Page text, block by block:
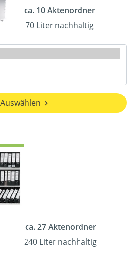
ca. 10 Aktenordner
70 Liter nachhaltig
Auswählen
ca. 27 Aktenordner
240 Liter nachhaltig